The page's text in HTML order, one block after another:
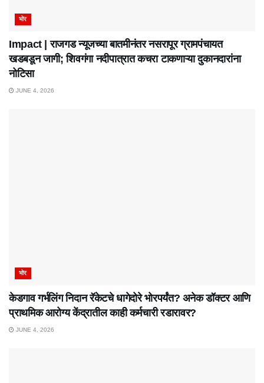
भोर
Impact | राजगड न्यूजच्या बातमीनंतर नसरापूर ग्रामपंचायत
खडबडून जागी; शिवगंगा नदीपात्रात कचरा टाकणाऱ्या दुकानदारांना
नोटिसा
JUNE 4, 2026
भोर
केडगाव गर्भलिंग निदान रॅकेटचे धागेदोरे भोरपर्यंत? अनेक डॉक्टर आणि
प्राथमिक आरोग्य केंद्रातील काही कर्मचारी रडारावर?
JUNE 4, 2026